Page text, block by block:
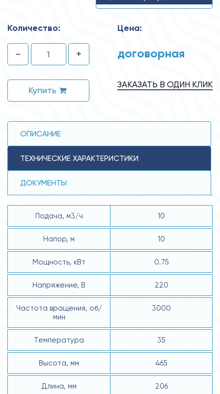
Количество:
- +
Купить
Цена:
договорная
ЗАКАЗАТЬ В ОДИН КЛИК
ОПИСАНИЕ
ТЕХНИЧЕСКИЕ ХАРАКТЕРИСТИКИ
ДОКУМЕНТЫ
Подача, м3/ч 10
Напор, м 10
Мощность, кВт 0.75
Напряжение, В 220
Частота вращения, об/
мин
3000
Температура 35
Высота, мм 465
Длина, мм 206